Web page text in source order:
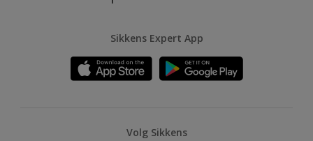
Sikkens Expert App
Volg Sikkens